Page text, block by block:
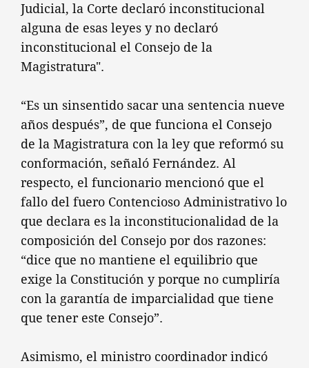
Judicial, la Corte declaró inconstitucional
alguna de esas leyes y no declaró
inconstitucional el Consejo de la
Magistratura".
“Es un sinsentido sacar una sentencia nueve
años después”, de que funciona el Consejo
de la Magistratura con la ley que reformó su
conformación, señaló Fernández. Al
respecto, el funcionario mencionó que el
fallo del fuero Contencioso Administrativo lo
que declara es la inconstitucionalidad de la
composición del Consejo por dos razones:
“dice que no mantiene el equilibrio que
exige la Constitución y porque no cumpliría
con la garantía de imparcialidad que tiene
que tener este Consejo”.
Asimismo, el ministro coordinador indicó